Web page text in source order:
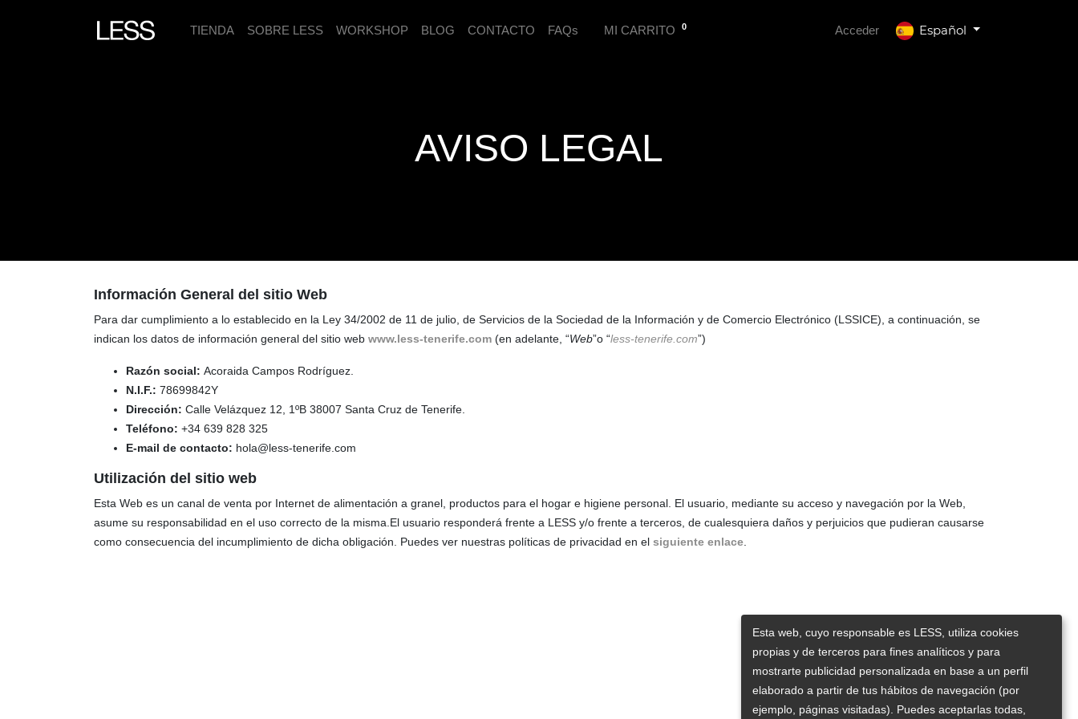
Español
TIENDA SOBRE LESS WORKSHOP BLOG CONTACTO FAQs MI CARRITO 0 Acceder
AVISO LEGAL
Información General del sitio Web
Para dar cumplimiento a lo establecido en la Ley 34/2002 de 11 de julio, de Servicios de la Sociedad de la Información y de Comercio Electrónico (LSSICE), a continuación, se
indican los datos de información general del sitio web www.less-tenerife.com (en adelante, “Web”o “less-tenerife.com”)
Razón social: Acoraida Campos Rodríguez.
N.I.F.: 78699842Y
Dirección: Calle Velázquez 12, 1ºB 38007 Santa Cruz de Tenerife.
Teléfono: +34 639 828 325
E-mail de contacto: hola@less-tenerife.com
Utilización del sitio web
Esta Web es un canal de venta por Internet de alimentación a granel, productos para el hogar e higiene personal. El usuario, mediante su acceso y navegación por la Web,
asume su responsabilidad en el uso correcto de la misma.El usuario responderá frente a LESS y/o frente a terceros, de cualesquiera daños y perjuicios que pudieran causarse
como consecuencia del incumplimiento de dicha obligación. Puedes ver nuestras políticas de privacidad en el siguiente enlace
Esta web, cuyo responsable es LESS, utiliza cookies
propias y de terceros para fines analíticos y para
mostrarte publicidad personalizada en base a un perfil
elaborado a partir de tus hábitos de navegación (por
ejemplo, páginas visitadas). Puedes aceptarlas todas,